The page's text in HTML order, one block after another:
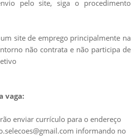
pelo site, siga o procedimento
site de emprego principalmente na
não contrata e não participa de
vaga:
enviar currículo para o endereço
informando no